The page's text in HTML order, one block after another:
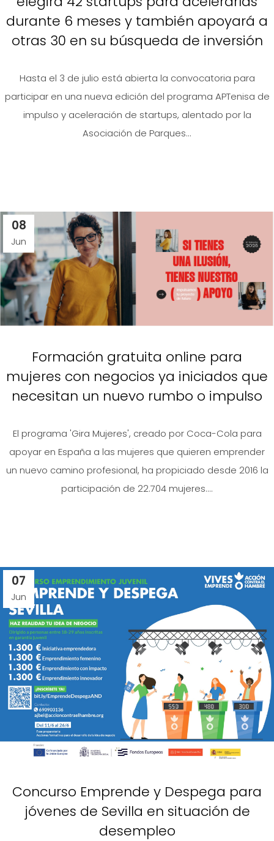
durante 6 meses y también apoyará a
otras 30 en su búsqueda de inversión
Hasta el 3 de julio está abierta la convocatoria para
participar en una nueva edición del programa APTenisa de
impulso y aceleración de startups, alentado por la
Asociación de Parques...
08
Jun
Formación gratuita online para
mujeres con negocios ya iniciados que
necesitan un nuevo rumbo o impulso
El programa 'Gira Mujeres', creado por Coca-Cola para
apoyar en España a las mujeres que quieren emprender
un nuevo camino profesional, ha propiciado desde 2016 la
participación de 22.704 mujeres....
07
Jun
Concurso Emprende y Despega para
jóvenes de Sevilla en situación de
desempleo